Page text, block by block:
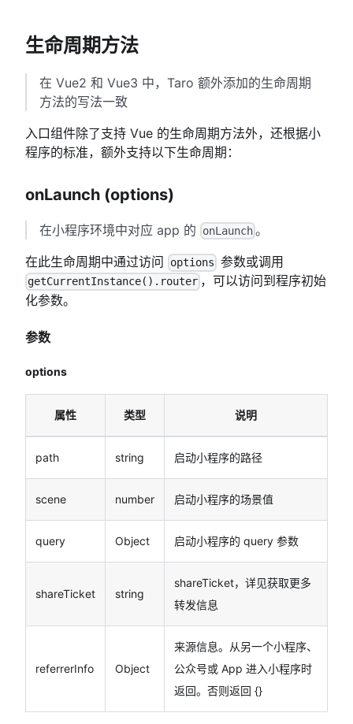
生命周期方法
在 Vue2 和 Vue3 中，Taro 额外添加的生命周期
方法的写法一致
入口组件除了支持 Vue 的生命周期方法外，还根据小
程序的标准，额外支持以下生命周期：
onLaunch (options)
在小程序环境中对应 app 的 onLaunch 。
在此生命周期中通过访问 options 参数或调用
getCurrentInstance().router ，可以访问到程序初始
化参数。
参数
options
属性 类型 说明
path string 启动小程序的路径
scene number 启动小程序的场景值
query Object 启动小程序的 query 参数
shareTicket string
shareTicket，详见获取更多
转发信息
referrerInfo Object
来源信息。从另一个小程序、
公众号或 App 进入小程序时
返回。否则返回 {}